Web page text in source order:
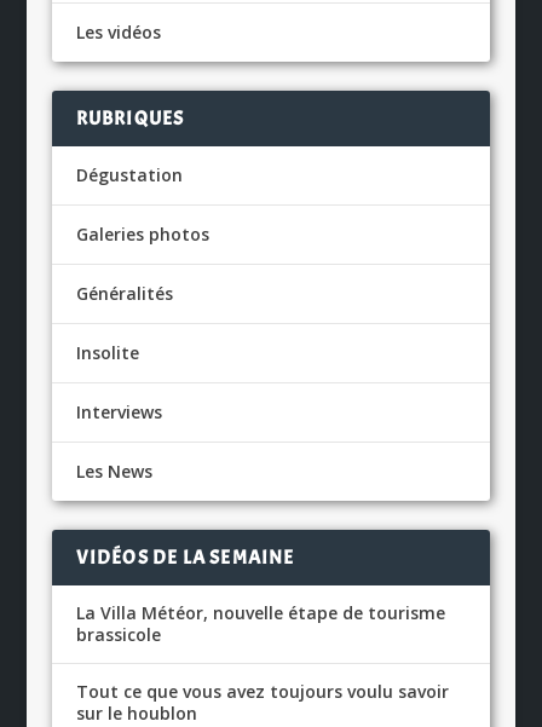
Les vidéos
RUBRIQUES
Dégustation
Galeries photos
Généralités
Insolite
Interviews
Les News
VIDÉOS DE LA SEMAINE
La Villa Météor, nouvelle étape de tourisme
brassicole
Tout ce que vous avez toujours voulu savoir
sur le houblon